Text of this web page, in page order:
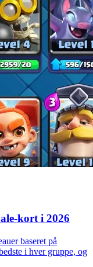
kort i 2026
baseret på
i hver gruppe, og